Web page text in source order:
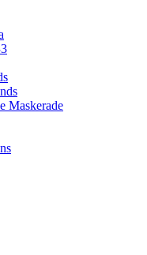
Maskerade